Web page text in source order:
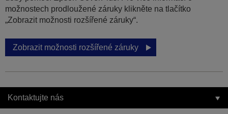
možnostech prodloužené záruky klikněte na tlačítko
„Zobrazit možnosti rozšířené záruky“.
Zobrazit možnosti rozšířené záruky
Kontaktujte nás